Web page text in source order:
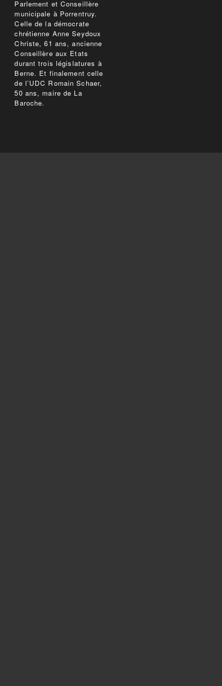
Parlement et Conseillère
municipale à Porrentruy.
Celle de la démocrate
chrétienne Anne Seydoux
Christe, 61 ans, ancienne
Conseillère aux Etats
durant trois législatures à
Berne. Et finalement celle
de l’UDC Romain Schaer,
50 ans, maire de La
Baroche.